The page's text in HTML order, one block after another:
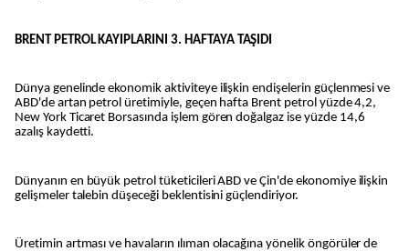
BRENT PETROL KAYIPLARINI 3. HAFTAYA TAŞIDI
Dünya genelinde ekonomik aktiviteye ilişkin endişelerin güçlenmesi ve
ABD'de artan petrol üretimiyle, geçen hafta Brent petrol yüzde 4,2,
New York Ticaret Borsasında işlem gören doğalgaz ise yüzde 14,6
azalış kaydetti.
Dünyanın en büyük petrol tüketicileri ABD ve Çin'de ekonomiye ilişkin
gelişmeler talebin düşeceği beklentisini güçlendiriyor.
Üretimin artması ve havaların ılıman olacağına yönelik öngörüler de